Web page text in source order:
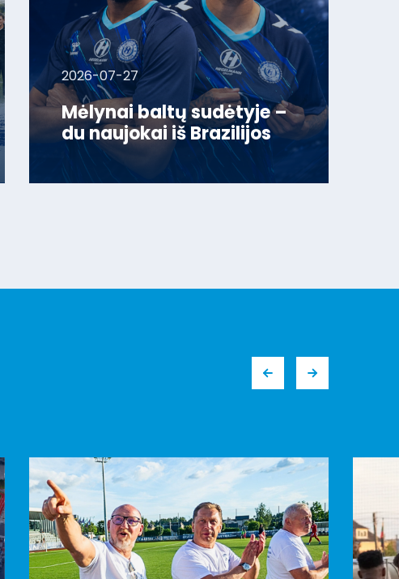
2026-07-27
Mėlynai baltų sudėtyje –
du naujokai iš Brazilijos